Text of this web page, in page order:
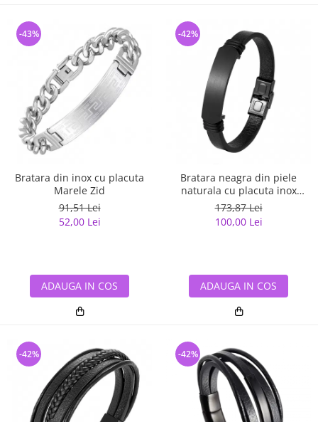
Bratara din inox cu placuta
Marele Zid
91,51 Lei
52,00 Lei
-43%
ADAUGA IN COS
Bratara neagra din piele
naturala cu placuta inox
negru
173,87 Lei
100,00 Lei
-42%
ADAUGA IN COS
-42% -42%